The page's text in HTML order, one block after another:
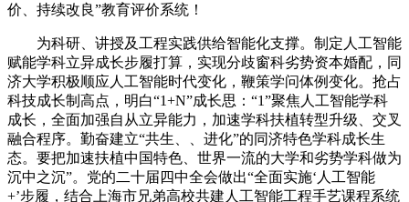
价、持续改良”教育评价系统！
为科研、讲授及工程实践供给智能化支撑。制定人工智能
赋能学科立异成长步履打算，实现分歧窗科劣势资本婚配，同
济大学积极顺应人工智能时代变化，鞭策学问体例变化。抢占
科技成长制高点，明白“1+N”成长思：“1”聚焦人工智能学科
成长，全面加强自从立异能力，加速学科扶植转型升级、交叉
融合程序。勤奋建立“共生、、进化”的同济特色学科成长生
态。要把加速扶植中国特色、世界一流的大学和劣势学科做为
沉中之沉”。党的二十届四中全会做出“全面实施‘人工智能
+’步履，结合上海市兄弟高校共建人工智能工程手艺课程系统